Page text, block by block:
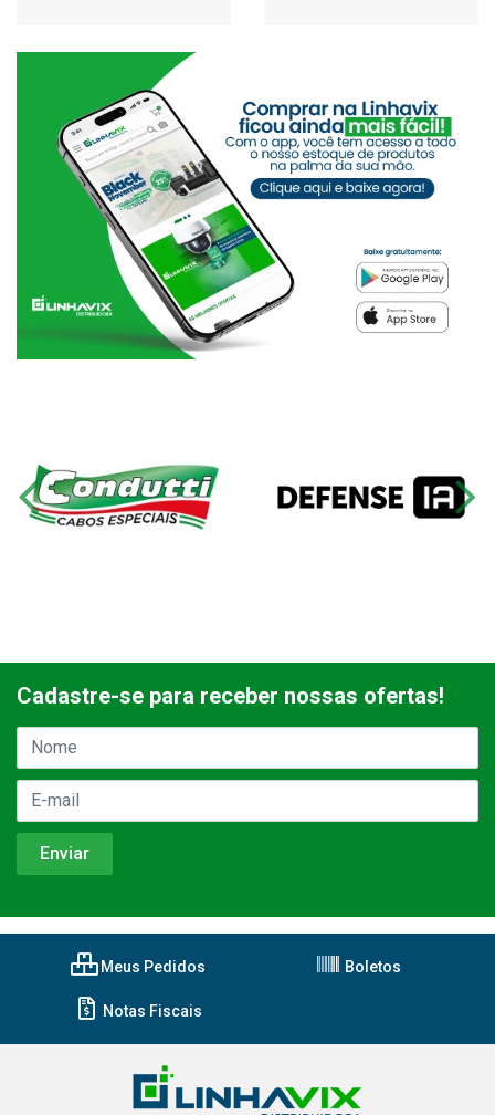
Cadastre-se para receber nossas ofertas!
Meus Pedidos Boletos
Notas Fiscais